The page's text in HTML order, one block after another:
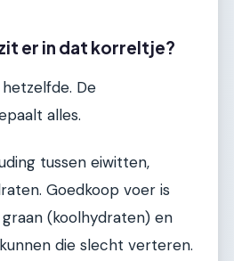
er in dat korreltje?
De
alles.
tussen eiwitten,
Goedkoop voer is
(koolhydraten) en
die slecht verteren.